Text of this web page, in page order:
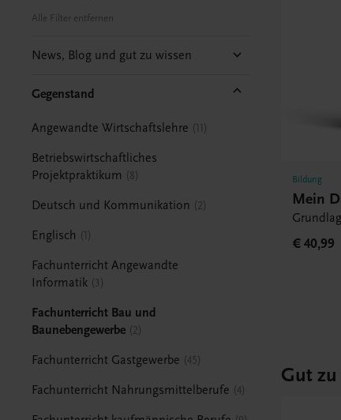
Alle Filter entfernen
News, Blog und gut zu wissen
Gegenstand
Angewandte Wirtschaftslehre 11
Betriebswirtschaftliches
Projektpraktikum
8
Deutsch und Kommunikation 2
Englisch 1
Fachunterricht Angewandte
Informatik
3
Fachunterricht Bau und
Baunebengewerbe 2
Fachunterricht Gastgewerbe 45
Fachunterricht Nahrungsmittelberufe 4
Bildung
Mein
€ 40,99
Gut